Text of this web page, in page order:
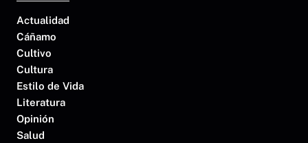
Actualidad
Cáñamo
Cultivo
Cultura
Estilo de Vida
Literatura
Opinión
Salud